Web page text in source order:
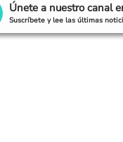
Únete a nuestro canal
Suscríbete y lee las últimas